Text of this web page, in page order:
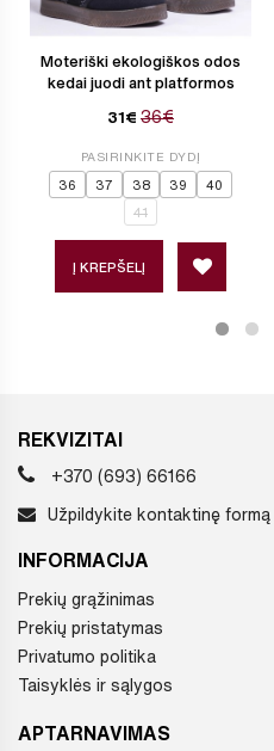
Moteriški ekologiškos odos
kedai juodi ant platformos
31€ 36€
PASIRINKITE DYDĮ
36 37 38 39 40
41
Į KREPŠELĮ
REKVIZITAI
+370 (693) 66166
Užpildykite kontaktinę formą
INFORMACIJA
Prekių grąžinimas
Prekių pristatymas
Privatumo politika
Taisyklės ir sąlygos
APTARNAVIMAS